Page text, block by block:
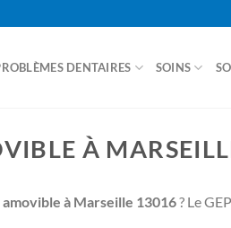
DENTAIRES SOINS
À
à Marseille 13016? Le